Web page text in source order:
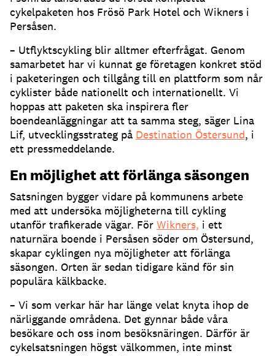
cykelpaketen hos Frösö Park Hotel och Wikners i
Persåsen.
– Utflyktscykling blir alltmer efterfrågat. Genom
samarbetet har vi kunnat ge företagen konkret stöd
i paketeringen och tillgång till en plattform som når
cyklister både nationellt och internationellt. Vi
hoppas att paketen ska inspirera fler
boendeanläggningar att ta samma steg, säger Lina
Lif, utvecklingsstrateg på Destination Östersund, i
ett pressmeddelande.
En möjlighet att förlänga säsongen
Satsningen bygger vidare på kommunens arbete
med att undersöka möjligheterna till cykling
utanför trafikerade vägar. För Wikners, i ett
naturnära boende i Persåsen söder om Östersund,
skapar cyklingen nya möjligheter att förlänga
säsongen. Orten är sedan tidigare känd för sin
populära kälkbacke.
– Vi som verkar här har länge velat knyta ihop de
närliggande områdena. Det gynnar både våra
besökare och oss inom besöksnäringen. Därför är
cykelsatsningen högst välkommen, inte minst